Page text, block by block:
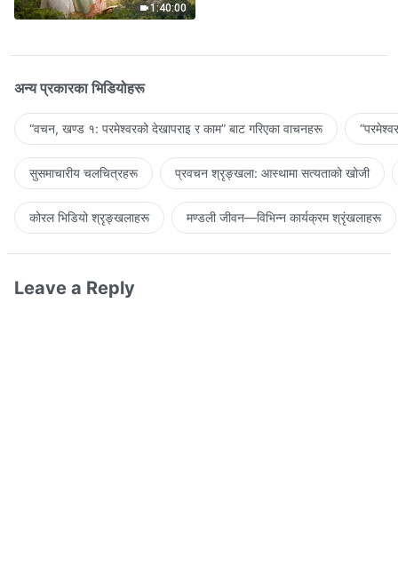
1:40:00
अन्य प्रकारका भिडियोहरू
“वचन, खण्ड १: परमेश्‍वरको देखापराइ र काम” बाट गरिएका वाचनहरू
सुसमाचारीय चलचित्रहरू प्रवचन श्रृङ्खला: आस्थामा सत्यताको खोजी
कोरल भिडियो श्रृङ्खलाहरू मण्डली जीवन—विभिन्‍न कार्यक्रम श्रृंखलाहरू
Leave a Reply